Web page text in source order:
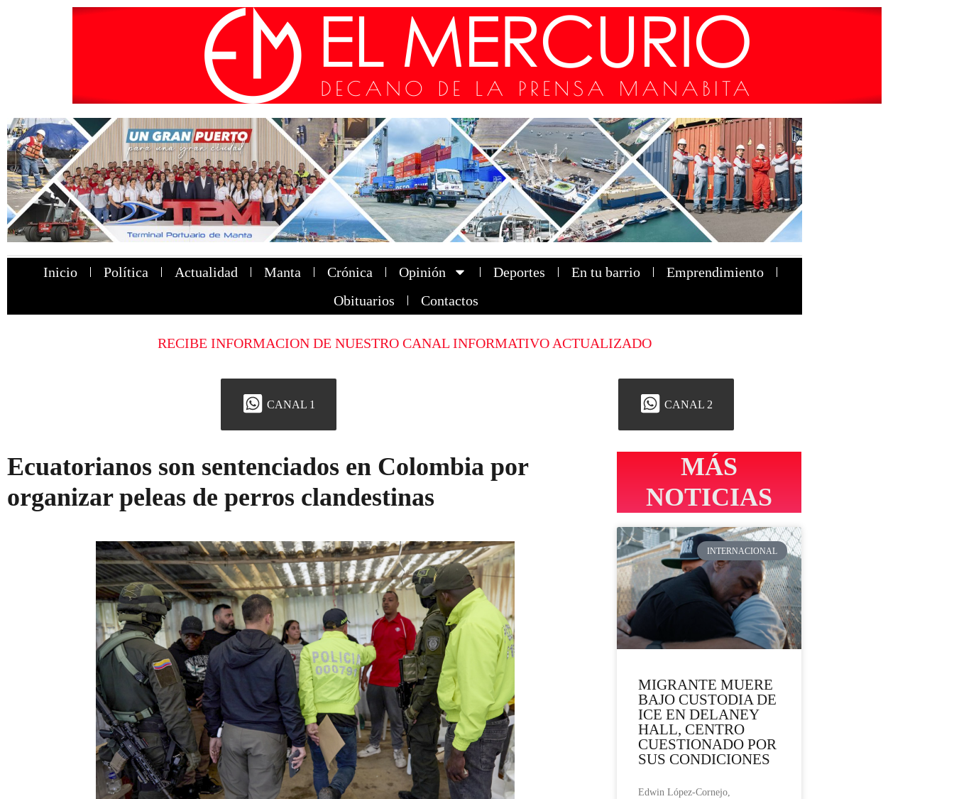
Inicio Política Actualidad Manta Crónica Opinión Deportes En tu barrio
Emprendimiento
Obituarios
Contactos
RECIBE INFORMACION DE NUESTRO CANAL INFORMATIVO ACTUALIZADO
CANAL 1 CANAL 2
Ecuatorianos son sentenciados en Colombia por
organizar peleas de perros clandestinas
MÁS
NOTICIAS
INTERNACIONAL
MIGRANTE MUERE
BAJO CUSTODIA DE
ICE EN DELANEY
HALL, CENTRO
CUESTIONADO POR
SUS CONDICIONES
Edwin López-Cornejo,